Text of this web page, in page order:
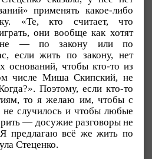
применять какое-либо
«Те, кто считает, что
они вообще как хотят
— по закону или по
если жить по закону, нет
оснований, чтобы кто-то из
числе Миша Скипский, не
Поэтому, если кто-то
то я желаю им, чтобы с
не случилось и чтобы любые
— досужие разговоры не
предлагаю всё же жить по
Стеценко.